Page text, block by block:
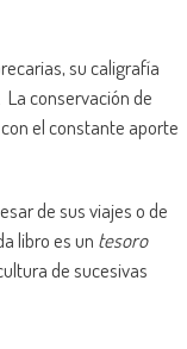
su caligrafía
conservación de
el constante aporte
de sus viajes o de
libro es un tesoro
de sucesivas